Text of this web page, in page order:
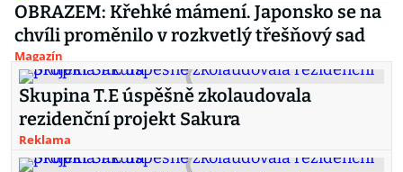
OBRAZEM: Křehké mámení. Japonsko se na
chvíli proměnilo v rozkvetlý třešňový sad
Magazín
Skupina T.E úspěšně zkolaudovala
rezidenční projekt Sakura
Reklama